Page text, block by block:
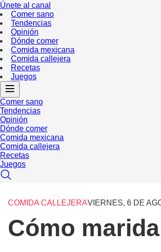
Únete al canal
Comer sano
Tendencias
Opinión
Dónde comer
Comida mexicana
Comida callejera
Recetas
Juegos
Comer sano
Tendencias
Opinión
Dónde comer
Comida mexicana
Comida callejera
Recetas
Juegos
COMIDA CALLEJERAVIERNES, 6 DE
Cómo